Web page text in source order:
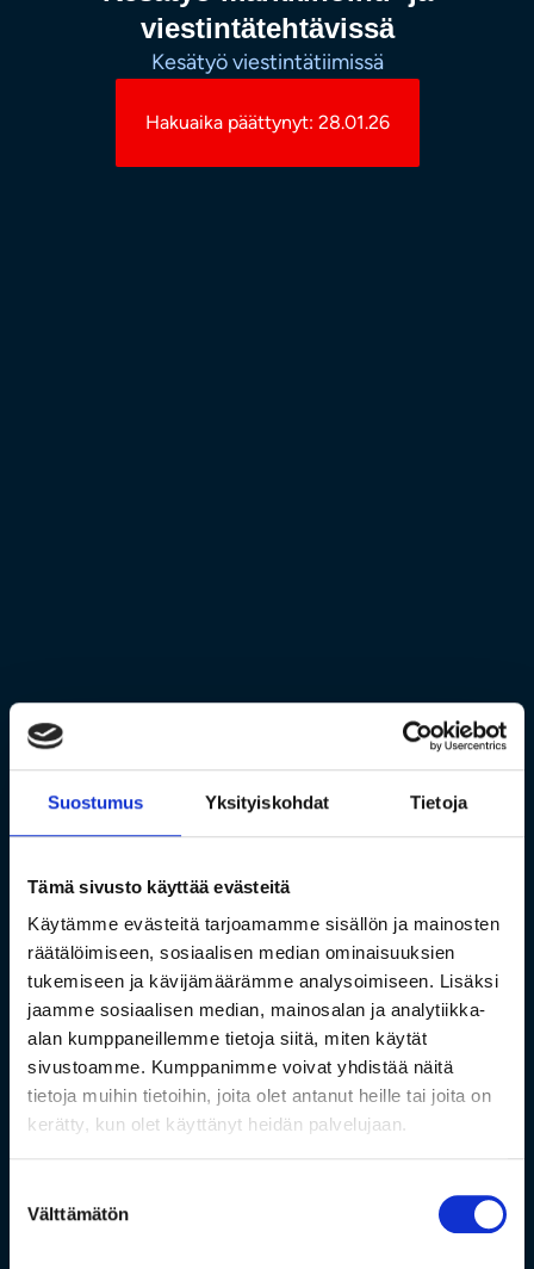
Suostumus Yksityiskohdat Tietoja
Tämä sivusto käyttää evästeitä
Käytämme evästeitä tarjoamamme sisällön ja mainosten
räätälöimiseen, sosiaalisen median ominaisuuksien
tukemiseen ja kävijämäärämme analysoimiseen. Lisäksi
jaamme sosiaalisen median, mainosalan ja analytiikka-
alan kumppaneillemme tietoja siitä, miten käytät
sivustoamme. Kumppanimme voivat yhdistää näitä
tietoja muihin tietoihin, joita olet antanut heille tai joita on
kerätty, kun olet käyttänyt heidän palvelujaan.
valinta
Välttämätön
viestintätehtävissä
Kesätyö viestintätiimissä
Hakuaika päättynyt: 28.01.26